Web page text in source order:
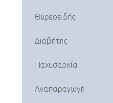
Θυρεοειδής
Διαβήτης
Παχυσαρκία
Αναπαραγωγή